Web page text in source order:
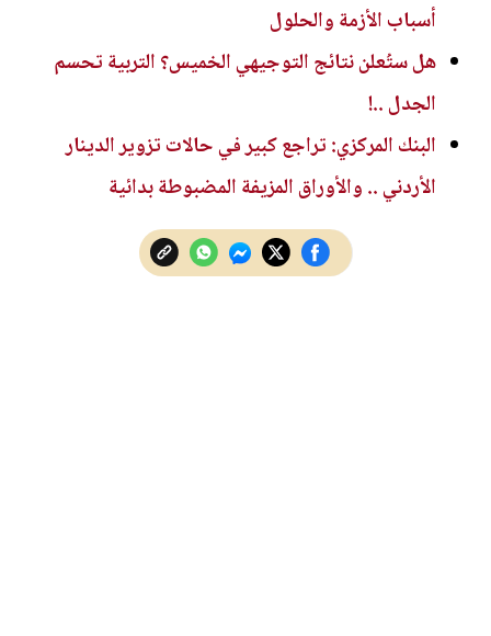
أسباب الأزمة والحلول
هل ستُعلن نتائج التوجيهي الخميس؟ التربية تحسم
الجدل ..!
البنك المركزي: تراجع كبير في حالات تزوير الدينار
الأردني .. والأوراق المزيفة المضبوطة بدائية